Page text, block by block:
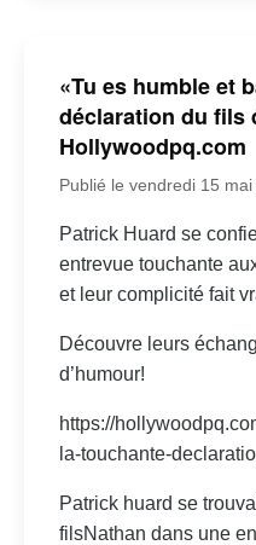
«Tu es humble et
déclaration du fils
Hollywoodpq.com
Publié le vendredi 15
Patrick Huard se
entrevue touchante
et leur complicité fait
Découvre leurs
d’humour!
https://
la-touchante-
Patrick huard se
filsNathan dans une